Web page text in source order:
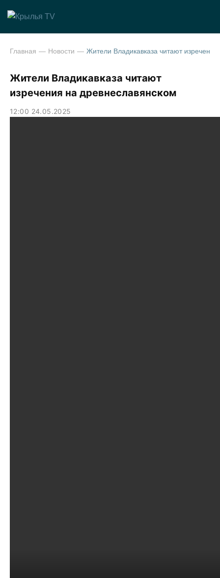
Главная Новости
Жители Владикавказа читают
изречения на древнеславянском
12:00 24.05.2025